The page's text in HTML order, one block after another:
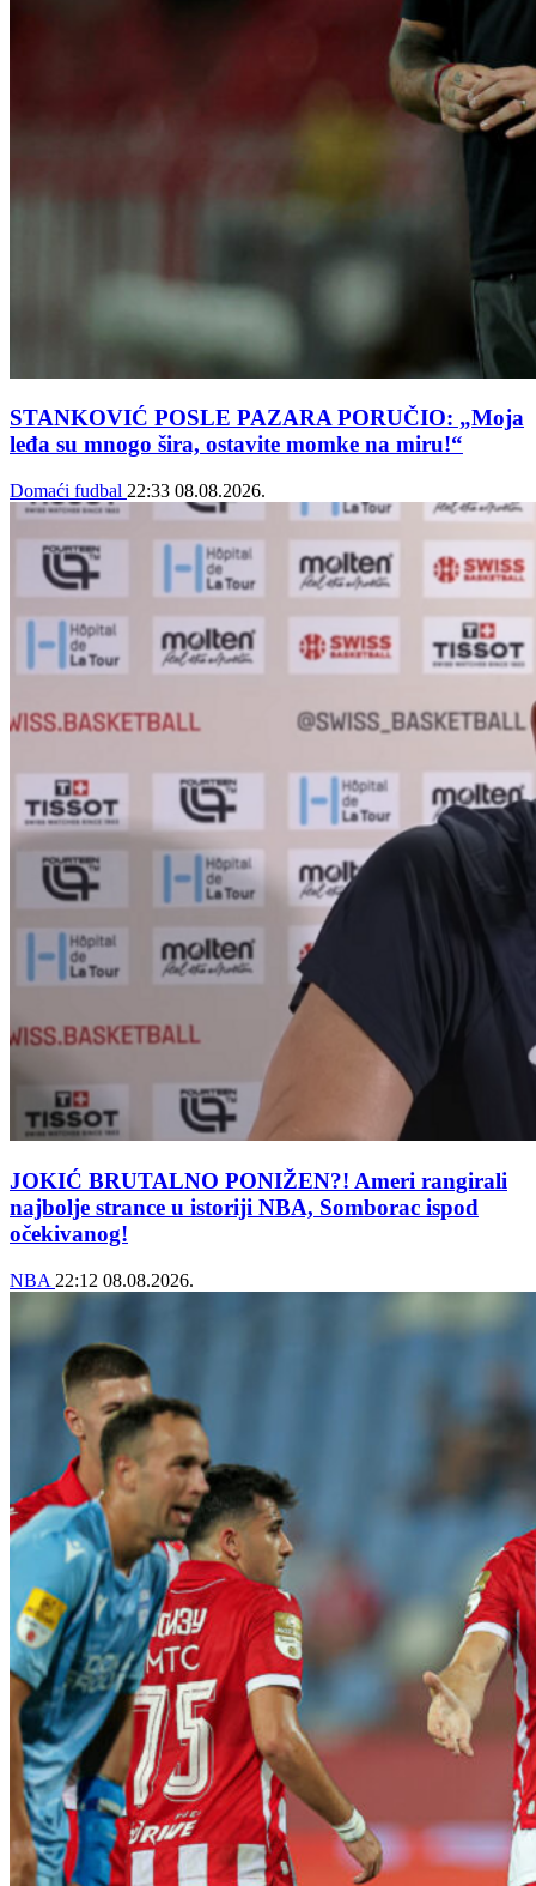
STANKOVIĆ POSLE PAZARA PORUČIO: „Moja
leđa su mnogo šira, ostavite momke na miru!“
Domaći fudbal 22:33 08.08.2026.
JOKIĆ BRUTALNO PONIŽEN?! Ameri rangirali
najbolje strance u istoriji NBA, Somborac ispod
očekivanog!
NBA 22:12 08.08.2026.